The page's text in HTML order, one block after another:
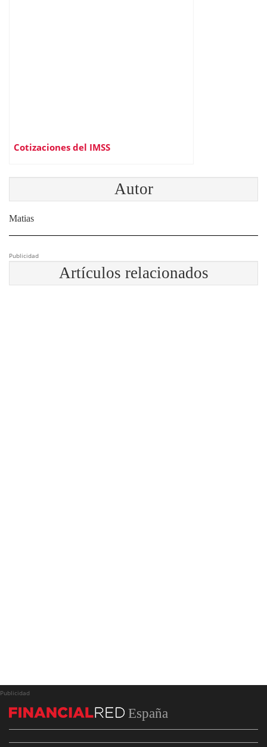
Cotizaciones del IMSS
Autor
Matias
Publicidad
Artículos relacionados
Publicidad
España